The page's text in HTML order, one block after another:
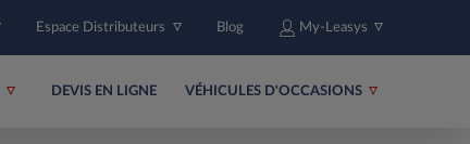
Espace Distributeurs Blog My-Leasys
DEVIS EN LIGNE VÉHICULES D'OCCASIONS